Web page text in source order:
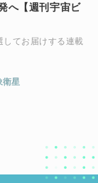
へ【週刊宇宙ビ
してお届けする連載
衛星